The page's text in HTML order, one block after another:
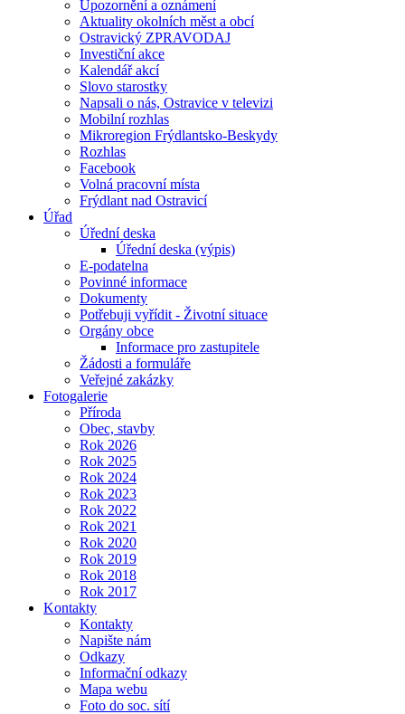
Upozornění a oznámení
Aktuality okolních měst a obcí
Ostravický ZPRAVODAJ
Investiční akce
Kalendář akcí
Slovo starostky
Napsali o nás, Ostravice v televizi
Mobilní rozhlas
Mikroregion Frýdlantsko-Beskydy
Rozhlas
Facebook
Volná pracovní místa
Frýdlant nad Ostravicí
Úřad
Úřední deska
Úřední deska (výpis)
E-podatelna
Povinné informace
Dokumenty
Potřebuji vyřídit - Životní situace
Orgány obce
Informace pro zastupitele
Žádosti a formuláře
Veřejné zakázky
Fotogalerie
Příroda
Obec, stavby
Rok 2026
Rok 2025
Rok 2024
Rok 2023
Rok 2022
Rok 2021
Rok 2020
Rok 2019
Rok 2018
Rok 2017
Kontakty
Kontakty
Napište nám
Odkazy
Informační odkazy
Mapa webu
Foto do soc. sítí